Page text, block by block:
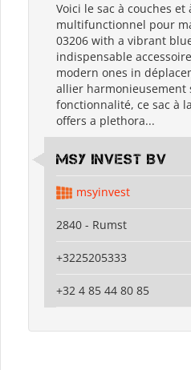
Voici le sac à couches et
multifunctionnel pour
03206 with a vibrant
indispensable
modern ones in
allier harmonieusement
fonctionnalité, ce sac à
offers a plethora...
MSY Invest BV
msyinvest
2840 - Rumst
+3225205333
+32 4 85 44 80 85